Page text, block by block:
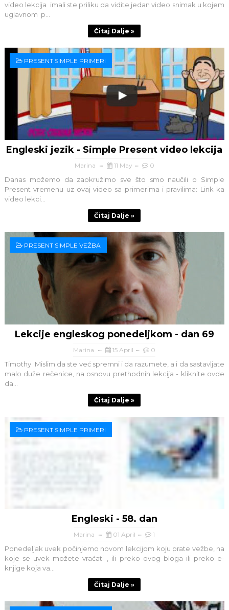
video lekcija imali ste priliku da vidite jedan video snimak u kojem
uglavnom p...
Čitaj Dalje »
PRESENT SIMPLE PRIMERI
Engleski jezik - Simple Present video lekcija
Marina 11 May 0
Danas možemo da zaokružimo sve što smo naučili o Simple
Present vremenu uz ovaj video sa primerima i pravilima: Link ka
video lekci...
Čitaj Dalje »
PRESENT SIMPLE VEŽBA
Lekcije engleskog ponedeljkom - dan 69
Marina 15 April 0
Timothy Mislim da ste već spremni i da razumete, a i da sastavljate
malo duže rečenice, na osnovu prethodnih lekcija - kliknite ovde
da...
Čitaj Dalje »
PRESENT SIMPLE PRIMERI
Engleski - 58. dan
Marina 01 April 1
Ponedeljak uvek počinjemo novom lekcijom koju prate vežbe, na
koje se uvek možete vraćati , ili preko ovog bloga ili preko e-
knjige koja va...
Čitaj Dalje »